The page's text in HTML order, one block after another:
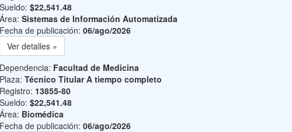
Sueldo: $22,541.48
Área: Sistemas de Información Automatizada
Fecha de publicación: 06/ago/2026
Ver detalles »
Dependencia: Facultad de Medicina
Plaza: Técnico Titular A tiempo completo
Registro: 13855-80
Sueldo: $22,541.48
Área: Biomédica
Fecha de publicación: 06/ago/2026